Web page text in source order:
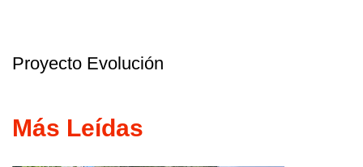
Proyecto Evolución
Más Leídas